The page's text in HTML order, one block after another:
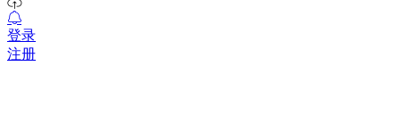
登录
注册